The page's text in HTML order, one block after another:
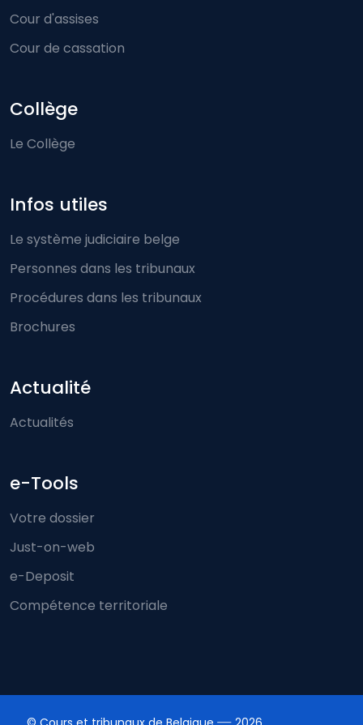
Cour d'assises
Cour de cassation
Collège
Le Collège
Infos utiles
Le système judiciaire belge
Personnes dans les tribunaux
Procédures dans les tribunaux
Brochures
Actualité
Actualités
e-Tools
Votre dossier
Just-on-web
e-Deposit
Compétence territoriale